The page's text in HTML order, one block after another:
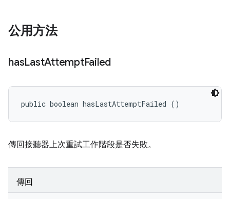
公用方法
hasLastAttemptFailed
public boolean hasLastAttemptFailed ()
傳回接聽器上次重試工作階段是否失敗。
傳回